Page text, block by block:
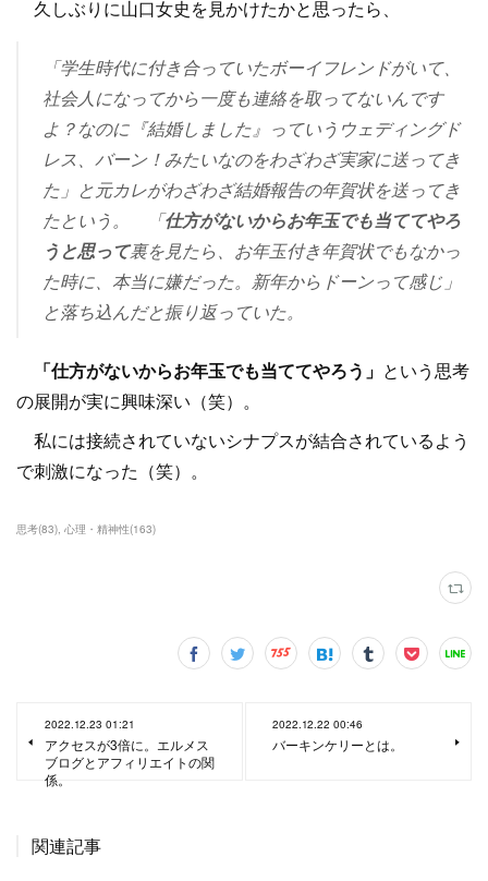
久しぶりに山口女史を見かけたかと思ったら、
「学生時代に付き合っていたボーイフレンドがいて、
社会人になってから一度も連絡を取ってないんです
よ？なのに『結婚しました』っていうウェディングド
レス、バーン！みたいなのをわざわざ実家に送ってき
た」と元カレがわざわざ結婚報告の年賀状を送ってき
たという。
「仕方がないからお年玉でも当ててやろ
うと思って裏を見たら、お年玉付き年賀状でもなかっ
た時に、本当に嫌だった。新年からドーンって感じ」
と落ち込んだと振り返っていた。
「仕方がないからお年玉でも当ててやろう」 という思考
の展開が実に興味深い（笑）。
私には接続されていないシナプスが結合されているよう
で刺激になった（笑）。
思考(83) 心理・精神性(163)
2022.12.23 01:21
アクセスが3倍に。エルメス
ブログとアフィリエイトの関
係。
2022.12.22 00:46
バーキンケリーとは。
関連記事